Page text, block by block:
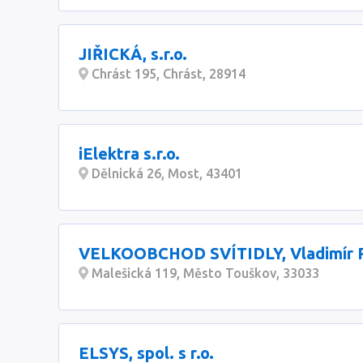
JIŘICKÁ, s.r.o.
Chrást 195, Chrást, 28914
iElektra s.r.o.
Dělnická 26, Most, 43401
VELKOOBCHOD SVÍTIDLY, Vladimír
Malešická 119, Město Touškov, 33033
ELSYS, spol. s r.o.